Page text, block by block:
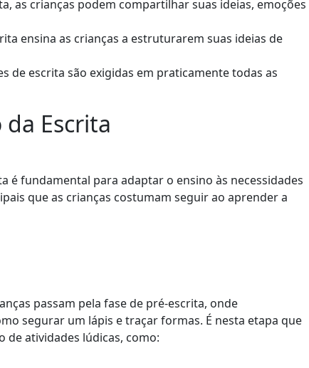
as crianças podem compartilhar suas ideias, emoções
ensina as crianças a estruturarem suas ideias de
de escrita são exigidas em praticamente todas as
Escrita
é fundamental para adaptar o ensino às necessidades
que as crianças costumam seguir ao aprender a
passam pela fase de pré-escrita, onde
segurar um lápis e traçar formas. É nesta etapa que
de atividades lúdicas, como: